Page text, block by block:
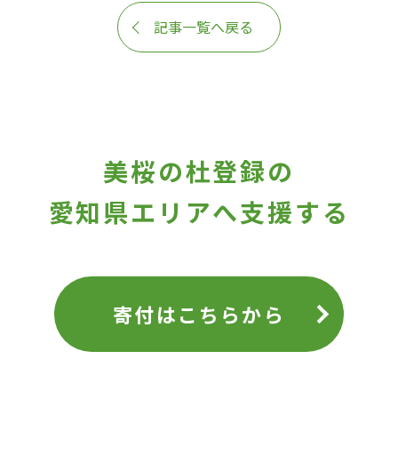
記事一覧へ戻る
美桜の杜登録の
愛知県エリアへ支援する
寄付はこちらから